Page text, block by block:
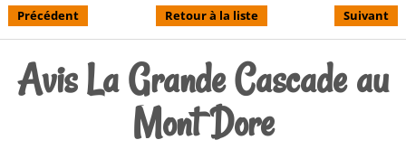
Précédent Retour à la liste Suivant
Avis La Grande Cascade au
Mont Dore